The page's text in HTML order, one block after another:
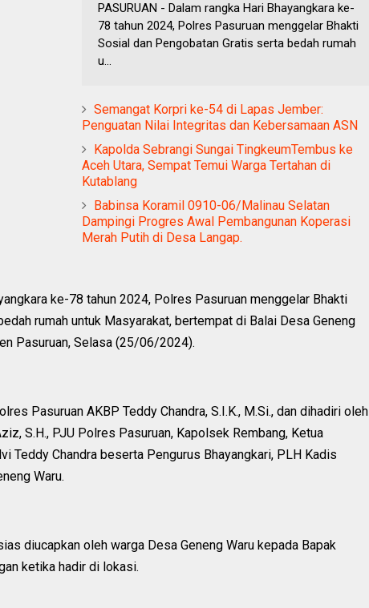
PASURUAN - Dalam rangka Hari Bhayangkara ke-
78 tahun 2024, Polres Pasuruan menggelar Bhakti
Sosial dan Pengobatan Gratis serta bedah rumah
u...
Semangat Korpri ke-54 di Lapas Jember:
Penguatan Nilai Integritas dan Kebersamaan ASN
Kapolda Sebrangi Sungai TingkeumTembus ke
Aceh Utara, Sempat Temui Warga Tertahan di
Kutablang
Babinsa Koramil 0910-06/Malinau Selatan
Dampingi Progres Awal Pembangunan Koperasi
Merah Putih di Desa Langap.
ke-78 tahun 2024, Polres Pasuruan menggelar Bhakti
rumah untuk Masyarakat, bertempat di Balai Desa Geneng
Pasuruan, Selasa (25/06/2024).
Pasuruan AKBP Teddy Chandra, S.I.K., M.Si., dan dihadiri oleh
S.H., PJU Polres Pasuruan, Kapolsek Rembang, Ketua
Teddy Chandra beserta Pengurus Bhayangkari, PLH Kadis
Waru.
diucapkan oleh warga Desa Geneng Waru kepada Bapak
ketika hadir di lokasi.